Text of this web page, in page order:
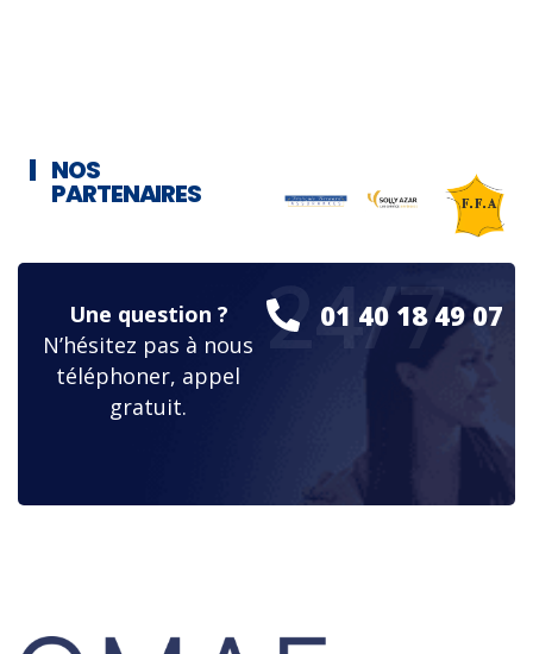
NOS
PARTENAIRES
Une question ?
N’hésitez pas à nous
téléphoner, appel
gratuit.
01 40 18 49 07
24/7